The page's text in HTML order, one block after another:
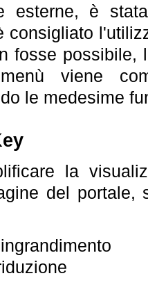
esterne, è
consigliato
fosse possibile,
viene
le medesime
la
del portale,
ingrandimento